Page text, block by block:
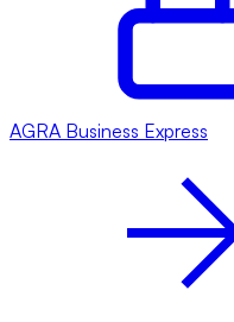
AGRA Business Express